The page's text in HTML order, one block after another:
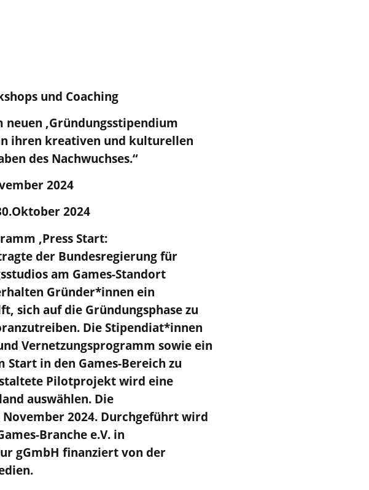
und Coaching
‚Gründungsstipendium
ihren kreativen und kulturellen
des Nachwuchses.“
2024
2024
‚Press Start:
der Bundesregierung für
am Games-Standort
Gründer*innen ein
sich auf die Gründungsphase zu
Die Stipendiat*innen
Vernetzungsprogramm sowie ein
in den Games-Bereich zu
Pilotprojekt wird eine
auswählen. Die
2024. Durchgeführt wird
Branche e.V. in
gGmbH finanziert von der